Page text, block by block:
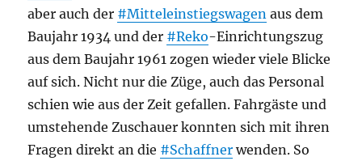
aber auch der #Mitteleinstiegswagen aus dem
Baujahr 1934 und der #Reko-Einrichtungszug
aus dem Baujahr 1961 zogen wieder viele Blicke
auf sich. Nicht nur die Züge, auch das Personal
schien wie aus der Zeit gefallen. Fahrgäste und
umstehende Zuschauer konnten sich mit ihren
Fragen direkt an die #Schaffner wenden. So